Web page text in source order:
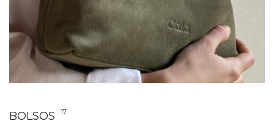
BOLSOS 17